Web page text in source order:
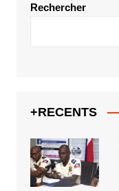
Rechercher
+RECENTS